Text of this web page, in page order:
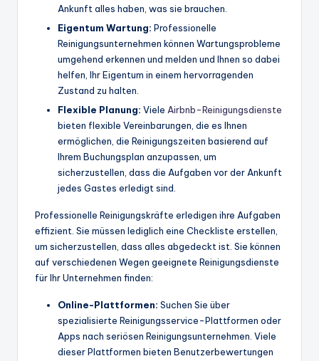
Ankunft alles haben, was sie brauchen.
Eigentum Wartung: Professionelle
Reinigungsunternehmen können Wartungsprobleme
umgehend erkennen und melden und Ihnen so dabei
helfen, Ihr Eigentum in einem hervorragenden
Zustand zu halten.
Flexible Planung: Viele Airbnb-Reinigungsdienste
bieten flexible Vereinbarungen, die es Ihnen
ermöglichen, die Reinigungszeiten basierend auf
Ihrem Buchungsplan anzupassen, um
sicherzustellen, dass die Aufgaben vor der Ankunft
jedes Gastes erledigt sind.
Professionelle Reinigungskräfte erledigen ihre Aufgaben
effizient. Sie müssen lediglich eine Checkliste erstellen,
um sicherzustellen, dass alles abgedeckt ist. Sie können
auf verschiedenen Wegen geeignete Reinigungsdienste
für Ihr Unternehmen finden:
Online-Plattformen: Suchen Sie über
spezialisierte Reinigungsservice-Plattformen oder
Apps nach seriösen Reinigungsunternehmen. Viele
dieser Plattformen bieten Benutzerbewertungen